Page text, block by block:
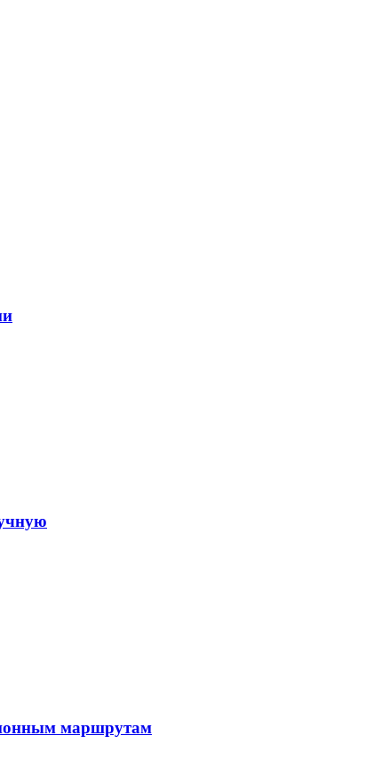
маршрутам